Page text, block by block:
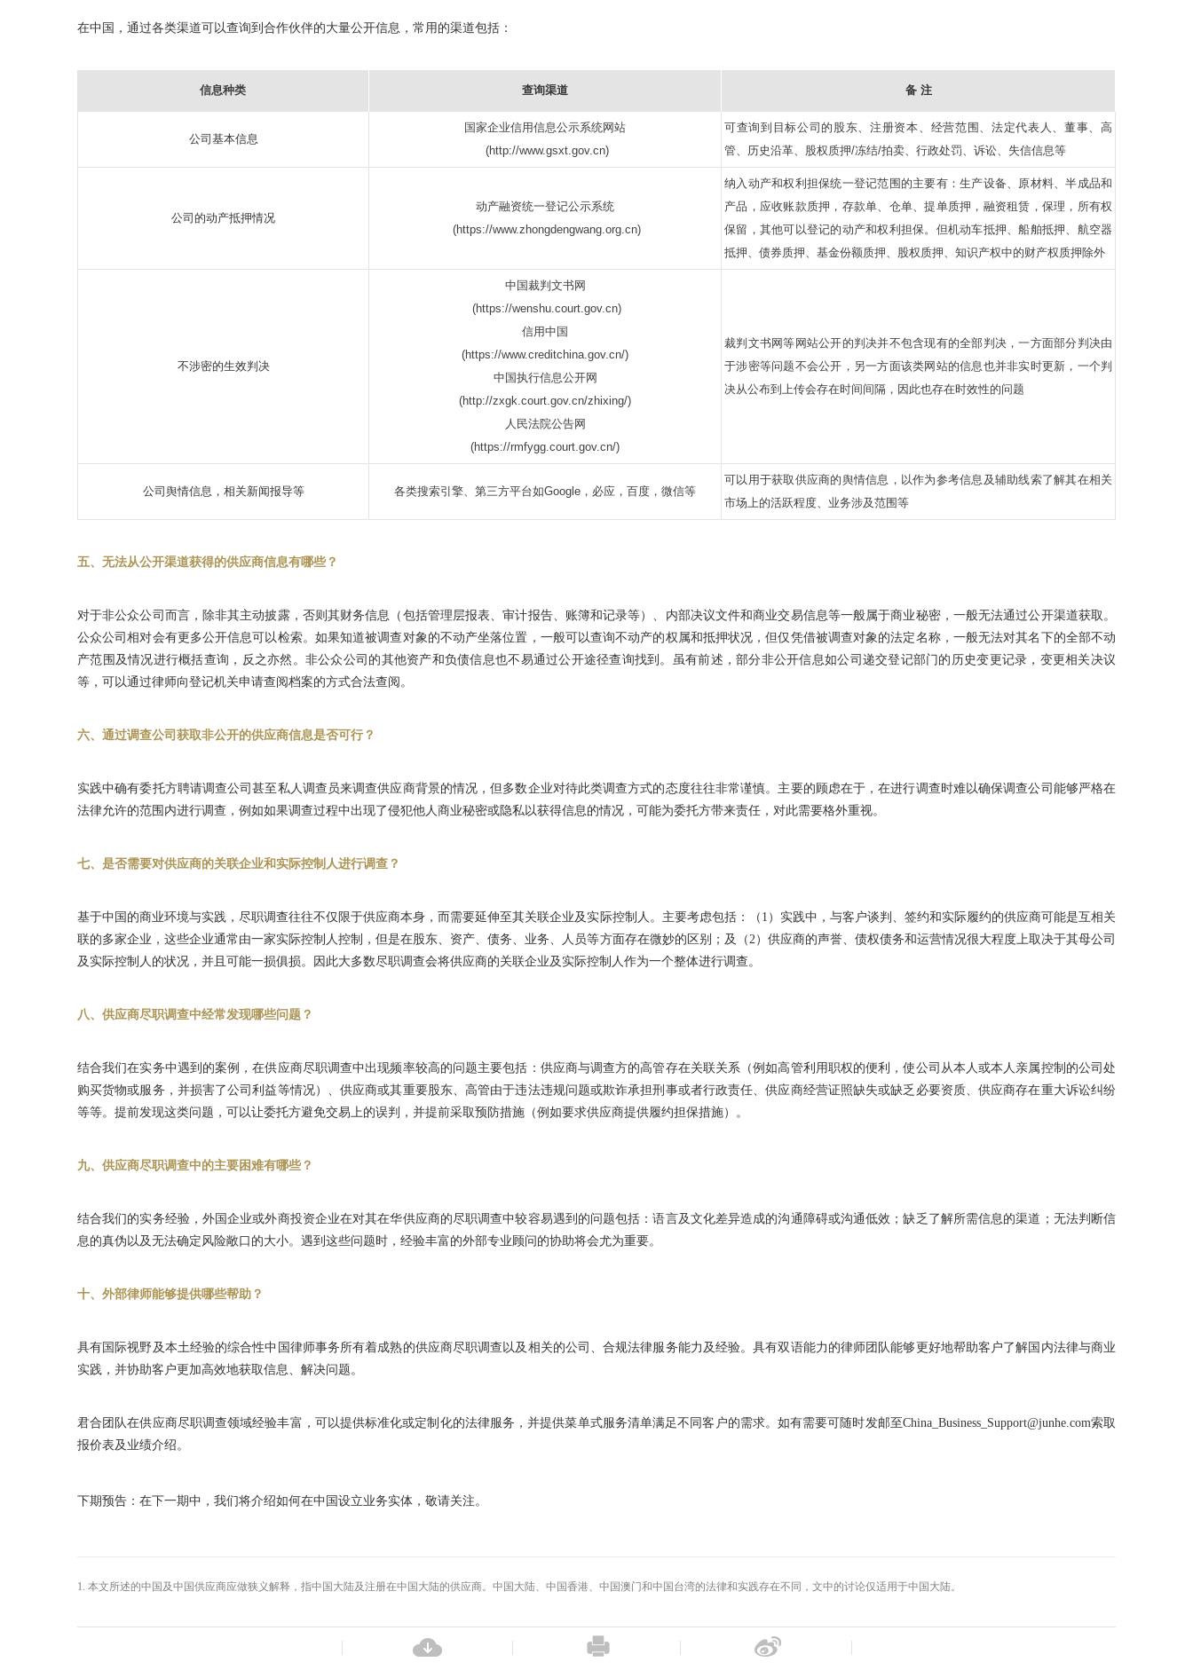
在中国，通过各类渠道可以查询到合作伙伴的大量公开信息，常用的渠道包括：
信息种类 查询渠道 备 注
公司基本信息
国家企业信用信息公示系统网站
(http://www.gsxt.gov.cn)
可查询到目标公司的股东、注册资本、经营范围、法定代表人、董事、高
管、历史沿革、股权质押/冻结/拍卖、行政处罚、诉讼、失信信息等
公司的动产抵押情况
动产融资统一登记公示系统
(https://www.zhongdengwang.org.cn)
纳入动产和权利担保统一登记范围的主要有：生产设备、原材料、半成品和
产品，应收账款质押，存款单、仓单、提单质押，融资租赁，保理，所有权
保留，其他可以登记的动产和权利担保。但机动车抵押、船舶抵押、航空器
抵押、债券质押、基金份额质押、股权质押、知识产权中的财产权质押除外
不涉密的生效判决
中国裁判文书网
(https://wenshu.court.gov.cn)
信用中国
(https://www.creditchina.gov.cn/)
中国执行信息公开网
(http://zxgk.court.gov.cn/zhixing/)
人民法院公告网
(https://rmfygg.court.gov.cn/)
裁判文书网等网站公开的判决并不包含现有的全部判决，一方面部分判决由
于涉密等问题不会公开，另一方面该类网站的信息也并非实时更新，一个判
决从公布到上传会存在时间间隔，因此也存在时效性的问题
公司舆情信息，相关新闻报导等 各类搜索引擎、第三方平台如Google，必应，百度，微信等
可以用于获取供应商的舆情信息，以作为参考信息及辅助线索了解其在相关
市场上的活跃程度、业务涉及范围等
五、无法从公开渠道获得的供应商信息有哪些？
对于非公众公司而言，除非其主动披露，否则其财务信息（包括管理层报表、审计报告、账簿和记录等）、内部决议文件和商业交易信息等一般属于商业秘密，一般无法通过公开渠道获取。
公众公司相对会有更多公开信息可以检索。如果知道被调查对象的不动产坐落位置，一般可以查询不动产的权属和抵押状况，但仅凭借被调查对象的法定名称，一般无法对其名下的全部不动
产范围及情况进行概括查询，反之亦然。非公众公司的其他资产和负债信息也不易通过公开途径查询找到。虽有前述，部分非公开信息如公司递交登记部门的历史变更记录，变更相关决议
等，可以通过律师向登记机关申请查阅档案的方式合法查阅。
六、通过调查公司获取非公开的供应商信息是否可行？
实践中确有委托方聘请调查公司甚至私人调查员来调查供应商背景的情况，但多数企业对待此类调查方式的态度往往非常谨慎。主要的顾虑在于，在进行调查时难以确保调查公司能够严格在
法律允许的范围内进行调查，例如如果调查过程中出现了侵犯他人商业秘密或隐私以获得信息的情况，可能为委托方带来责任，对此需要格外重视。
七、是否需要对供应商的关联企业和实际控制人进行调查？
基于中国的商业环境与实践，尽职调查往往不仅限于供应商本身，而需要延伸至其关联企业及实际控制人。主要考虑包括：（1）实践中，与客户谈判、签约和实际履约的供应商可能是互相关
联的多家企业，这些企业通常由一家实际控制人控制，但是在股东、资产、债务、业务、人员等方面存在微妙的区别；及（2）供应商的声誉、债权债务和运营情况很大程度上取决于其母公司
及实际控制人的状况，并且可能一损俱损。因此大多数尽职调查会将供应商的关联企业及实际控制人作为一个整体进行调查。
八、供应商尽职调查中经常发现哪些问题？
结合我们在实务中遇到的案例，在供应商尽职调查中出现频率较高的问题主要包括：供应商与调查方的高管存在关联关系（例如高管利用职权的便利，使公司从本人或本人亲属控制的公司处
购买货物或服务，并损害了公司利益等情况）、供应商或其重要股东、高管由于违法违规问题或欺诈承担刑事或者行政责任、供应商经营证照缺失或缺乏必要资质、供应商存在重大诉讼纠纷
等等。提前发现这类问题，可以让委托方避免交易上的误判，并提前采取预防措施（例如要求供应商提供履约担保措施）。
九、供应商尽职调查中的主要困难有哪些？
结合我们的实务经验，外国企业或外商投资企业在对其在华供应商的尽职调查中较容易遇到的问题包括：语言及文化差异造成的沟通障碍或沟通低效；缺乏了解所需信息的渠道；无法判断信
息的真伪以及无法确定风险敞口的大小。遇到这些问题时，经验丰富的外部专业顾问的协助将会尤为重要。
十、外部律师能够提供哪些帮助？
具有国际视野及本土经验的综合性中国律师事务所有着成熟的供应商尽职调查以及相关的公司、合规法律服务能力及经验。具有双语能力的律师团队能够更好地帮助客户了解国内法律与商业
实践，并协助客户更加高效地获取信息、解决问题。
君合团队在供应商尽职调查领域经验丰富，可以提供标准化或定制化的法律服务，并提供菜单式服务清单满足不同客户的需求。如有需要可随时发邮至China_Business_Support@junhe.com索取
报价表及业绩介绍。
下期预告：在下一期中，我们将介绍如何在中国设立业务实体，敬请关注。
1. 本文所述的中国及中国供应商应做狭义解释，指中国大陆及注册在中国大陆的供应商。中国大陆、中国香港、中国澳门和中国台湾的法律和实践存在不同，文中的讨论仅适用于中国大陆。